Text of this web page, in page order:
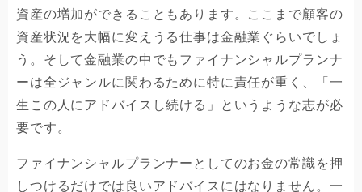
資産の増加ができることもあります。ここまで顧客の
資産状況を大幅に変えうる仕事は金融業ぐらいでしょ
う。そして金融業の中でもファイナンシャルプランナ
ーは全ジャンルに関わるために特に責任が重く、「一
生この人にアドバイスし続ける」というような志が必
要です。
ファイナンシャルプランナーとしてのお金の常識を押
しつけるだけでは良いアドバイスにはなりません。一